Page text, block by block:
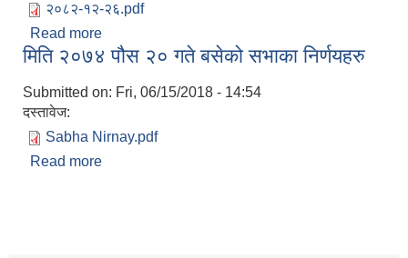
२०८२-१२-२६.pdf
Read more
निर्णयहरु
मिति २०७४ पौस २० गते बसेको सभाका निर्णयहरु
Submitted on: Fri, 06/15/2018 - 14:54
दस्तावेज:
Sabha Nirnay.pdf
Read more